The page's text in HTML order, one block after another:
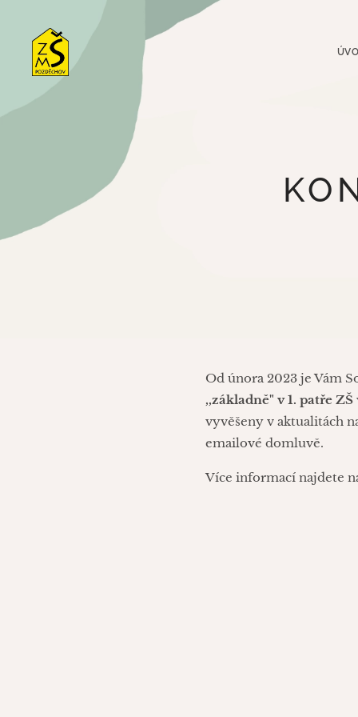
Od února 2023 je Vám
,,základně" v 1. patře ZŠ
vyvěšeny v aktualitách
emailové domluvě.
Více informací najdete